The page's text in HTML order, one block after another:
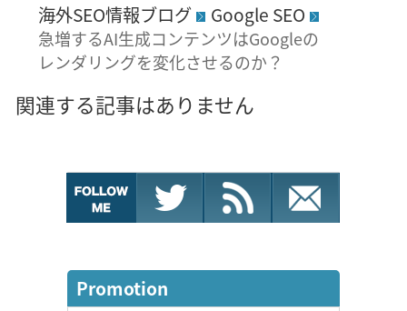
海外SEO情報ブログ Google SEO
急増するAI生成コンテンツはGoogleの
レンダリングを変化させるのか？
関連する記事はありません
Promotion